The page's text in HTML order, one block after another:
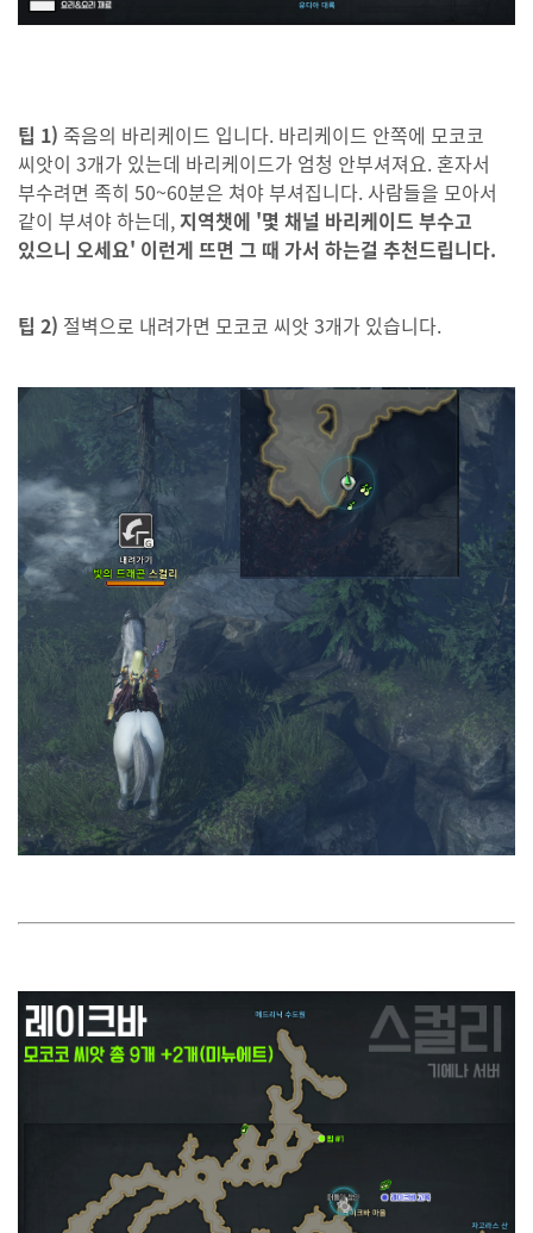
팁 1) 죽음의 바리케이드 입니다. 바리케이드 안쪽에 모코코
씨앗이 3개가 있는데 바리케이드가 엄청 안부셔져요. 혼자서
부수려면 족히 50~60분은 쳐야 부셔집니다. 사람들을 모아서
같이 부셔야 하는데,지역챗에 '몇 채널 바리케이드 부수고
있으니 오세요' 이런게 뜨면 그 때 가서 하는걸 추천드립니다.
팁 2) 절벽으로 내려가면 모코코 씨앗 3개가 있습니다.